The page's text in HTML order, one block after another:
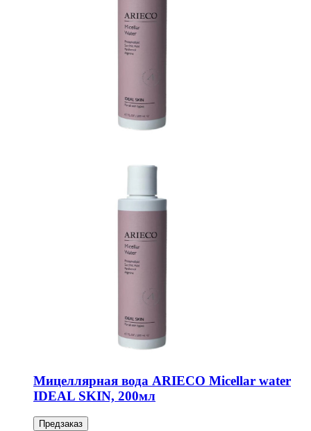
Мицеллярная вода ARIECO Micellar water
IDEAL SKIN, 200мл
Предзаказ